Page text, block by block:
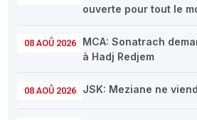
ouverte pour tout le
08 AOÛ 2026
MCA: Sonatrach
à Hadj Redjem
08 AOÛ 2026 JSK: Meziane ne